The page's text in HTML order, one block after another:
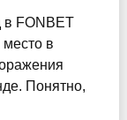
в FONBET
в
Понятно,